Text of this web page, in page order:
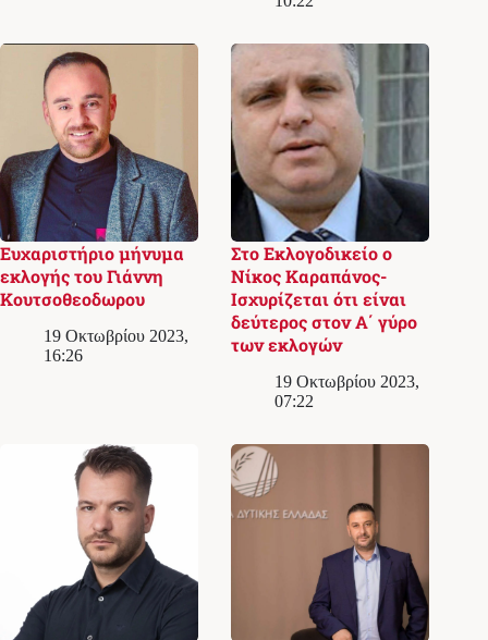
Ευχαριστήριο μήνυμα
εκλογής του Γιάννη
Κουτσοθεοδωρου
19 Οκτωβρίου 2023,
16:26
Στο Εκλογoδικείο ο
Νίκος Καραπάνος-
Ισχυρίζεται ότι είναι
δεύτερος στον Α΄ γύρο
των εκλογών
19 Οκτωβρίου 2023,
07:22